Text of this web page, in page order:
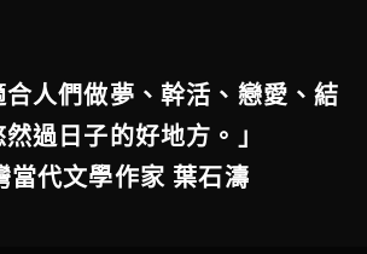
合人們做夢、幹活、戀愛、結
過日子的好地方。」
當代文學作家 葉石濤